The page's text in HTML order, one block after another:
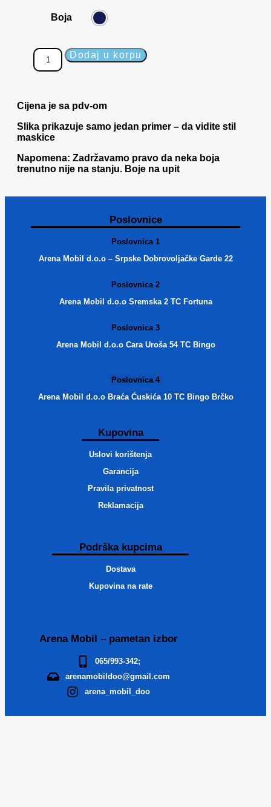
Boja
Dodaj u korpu
Cijena je sa pdv-om
Slika prikazuje samo jedan primer – da vidite stil
maskice
Napomena: Zadržavamo pravo da neka boja
trenutno nije na stanju. Boje na upit
Poslovnice
Poslovnica 1
Arena Mobil d.o.o – Srpske Dobrovoljačke Garde 22
Poslovnica 2
Arena Mobil d.o.o Sremska 2 TC Fortuna
Poslovnica 3
Arena Mobil d.o.o Cara Uroša 54 TC Bingo
Poslovnica 4
Arena Mobil d.o.o Braća Ćuskića 10 TC Bingo Brčko
Kupovina
Uslovi korištenja
Garancija
Pravila privatnost
Reklamacija
Podrška kupcima
Dostava
Kupovina na rate
Arena Mobil – pametan izbor
065/993-342;
arenamobildoo@gmail.com
arena_mobil_doo